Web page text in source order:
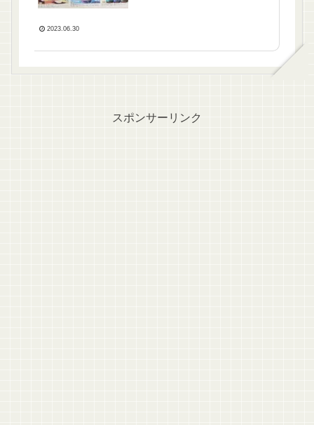
2023.06.30
スポンサーリンク